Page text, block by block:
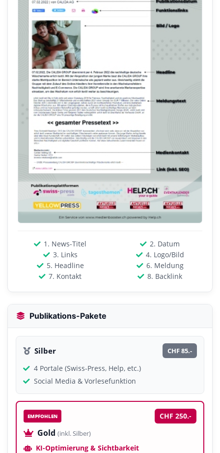
1. News-Titel
2. Datum
3. Links
4. Logo/Bild
5. Headline
6. Meldung
7. Kontakt
8. Backlink
Publikations-Pakete
Silber CHF 85.-
4 Portale (Swiss-Press, Help, etc.)
Social Media & Vorlesefunktion
EMPFOHLEN CHF 250.-
Gold (inkl. Silber)
KI-Optimierung & Sichtbarkeit